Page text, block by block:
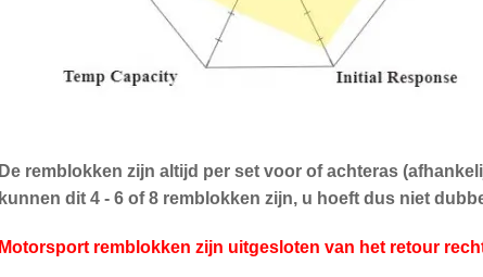
De remblokken zijn altijd per set voor of achteras
kunnen dit 4 - 6 of 8 remblokken zijn, u hoeft dus niet
Motorsport remblokken zijn uitgesloten van het retour